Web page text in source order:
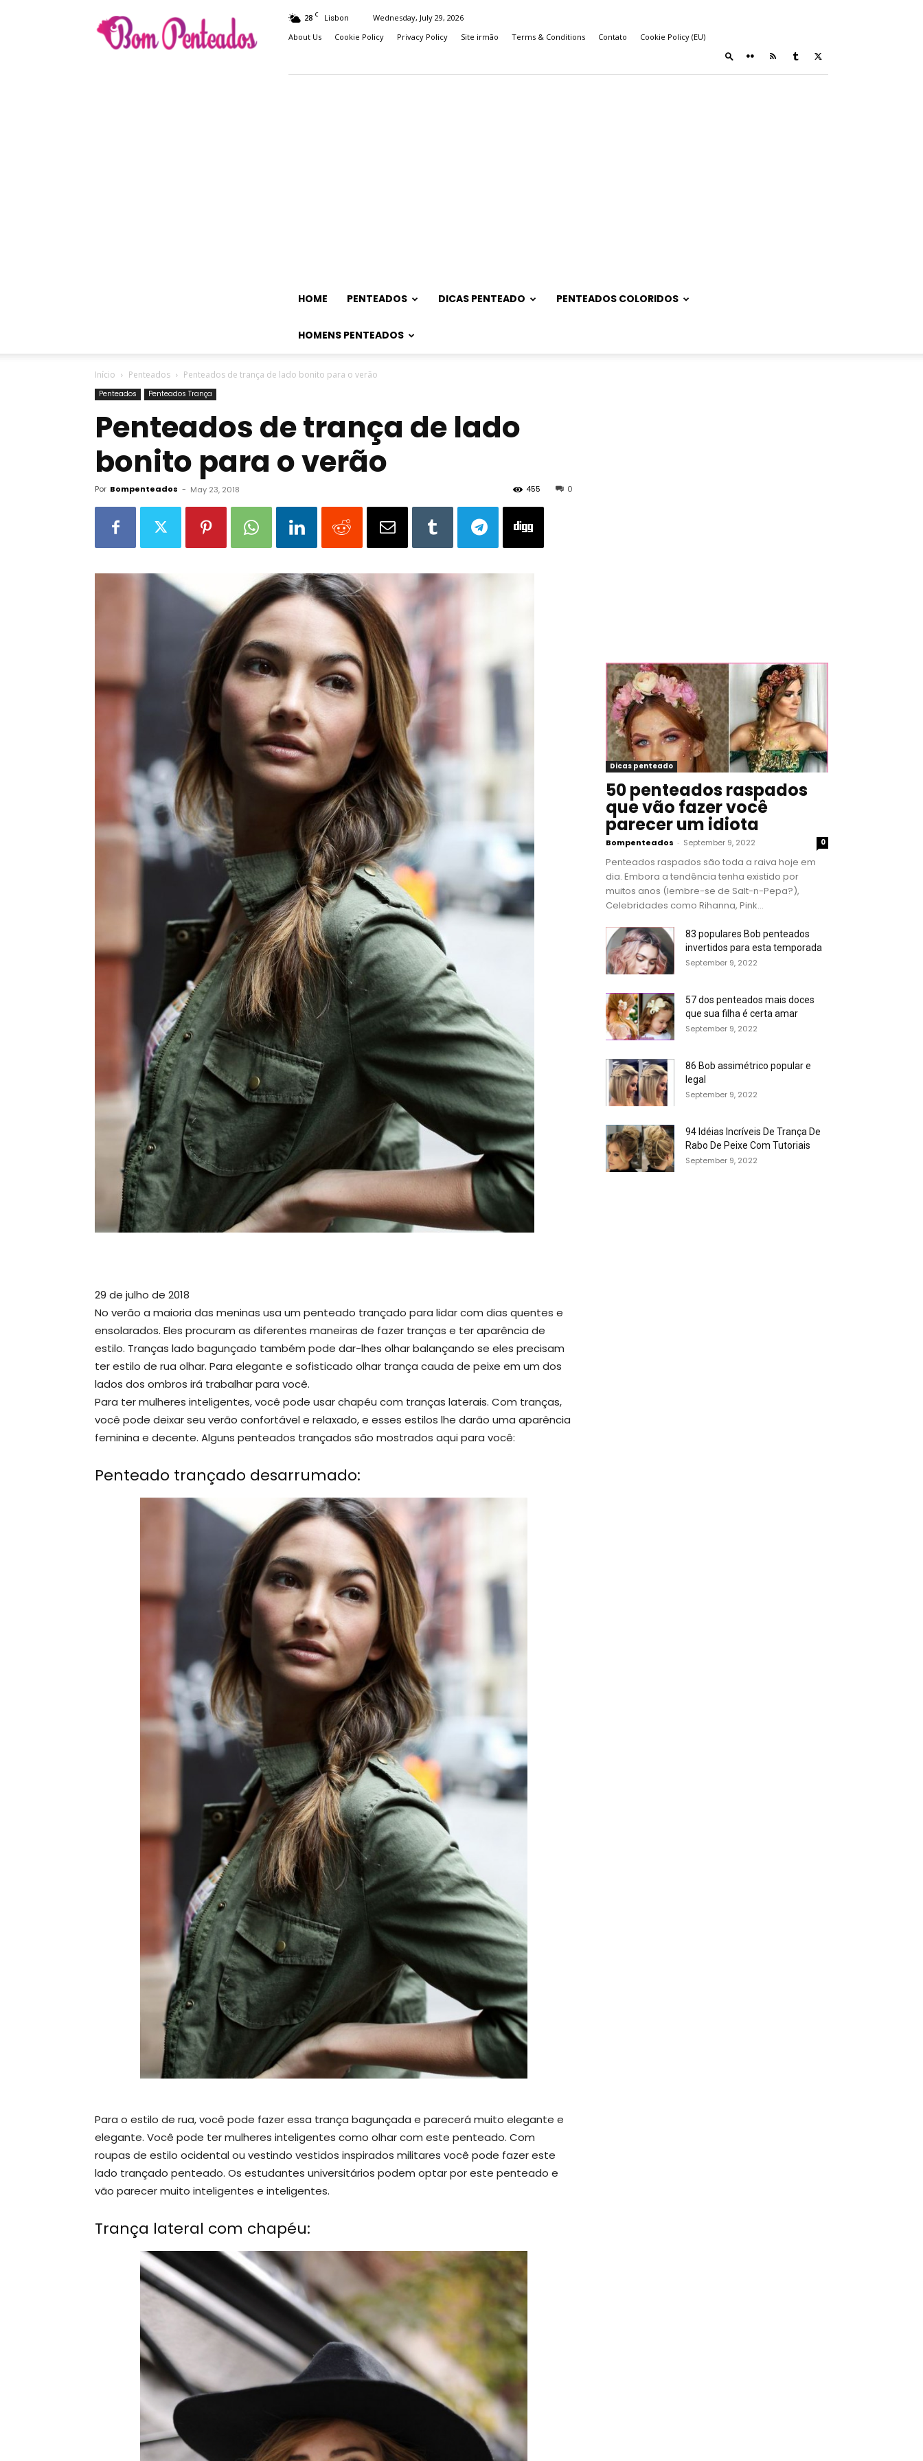
Penteados
28 C Lisbon
Wednesday, July 29, 2026
About Us
Cookie Policy Privacy Policy Site irmão Terms & Conditions Contato Cookie Policy (EU)
HOME PENTEADOS DICAS PENTEADO PENTEADOS COLORIDOS
HOMENS PENTEADOS
Início Penteados Penteados de trança de lado bonito para o verão
Penteados Penteados Trança
Penteados de trança de lado
bonito para o verão
Por Bompenteados - May 23, 2018 0
455
29 de julho de 2018
No verão a maioria das meninas usa um penteado trançado para lidar com dias quentes e
ensolarados. Eles procuram as diferentes maneiras de fazer tranças e ter aparência de
estilo. Tranças lado bagunçado também pode dar-lhes olhar balançando se eles precisam
ter estilo de rua olhar. Para elegante e sofisticado olhar trança cauda de peixe em um dos
lados dos ombros irá trabalhar para você.
Para ter mulheres inteligentes, você pode usar chapéu com tranças laterais. Com tranças,
você pode deixar seu verão confortável e relaxado, e esses estilos lhe darão uma aparência
feminina e decente. Alguns penteados trançados são mostrados aqui para você:
Penteado trançado desarrumado:
Para o estilo de rua, você pode fazer essa trança bagunçada e parecerá muito elegante e
elegante. Você pode ter mulheres inteligentes como olhar com este penteado. Com
roupas de estilo ocidental ou vestindo vestidos inspirados militares você pode fazer este
lado trançado penteado. Os estudantes universitários podem optar por este penteado e
vão parecer muito inteligentes e inteligentes.
Trança lateral com chapéu:
Dicas penteado
50 penteados raspados
que vão fazer você
parecer um idiota
Bompenteados - September 9, 2022 0
Penteados raspados são toda a raiva hoje em
dia. Embora a tendência tenha existido por
muitos anos (lembre-se de Salt-n-Pepa?),
Celebridades como Rihanna, Pink...
83 populares Bob penteados
invertidos para esta temporada
September 9, 2022
57 dos penteados mais doces
que sua filha é certa amar
September 9, 2022
86 Bob assimétrico popular e
legal
September 9, 2022
94 Idéias Incríveis De Trança De
Rabo De Peixe Com Tutoriais
September 9, 2022